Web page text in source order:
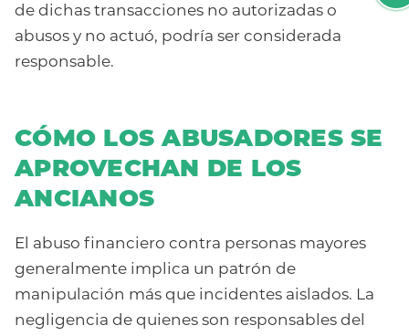
de dichas transacciones no autorizadas o
abusos y no actuó, podría ser considerada
responsable.
CÓMO LOS ABUSADORES SE
APROVECHAN DE LOS
ANCIANOS
El abuso financiero contra personas mayores
generalmente implica un patrón de
manipulación más que incidentes aislados. La
negligencia de quienes son responsables del